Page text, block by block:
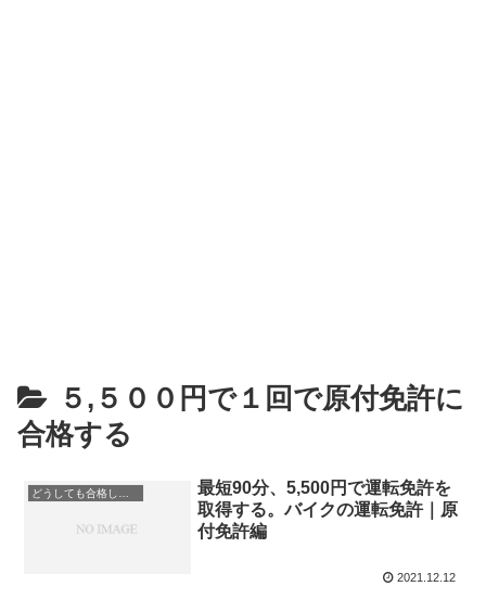
５,５００円で１回で原付免許に
合格する
最短90分、5,500円で運転免許を
取得する。バイクの運転免許｜原
付免許編
2021.12.12